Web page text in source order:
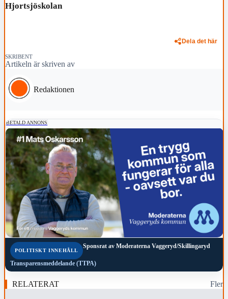
Hjortsjöskolan
Dela det här
SKRIBENT
Artikeln är skriven av
Redaktionen
BETALD ANNONS
POLITISKT INNEHÅLL
Sponsrat av Moderaterna Vaggeryd/Skillingaryd
Transparensmeddelande (TTPA)
RELATERAT Fler